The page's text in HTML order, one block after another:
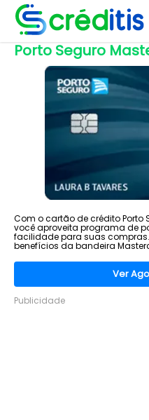
Porto Seguro
Com o cartão de crédito Porto
você aproveita programa de
facilidade para suas
benefícios da bandeira
Ver
Publicidade